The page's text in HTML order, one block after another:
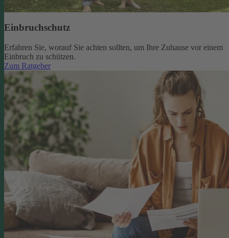
Einbruchschutz
Erfahren Sie, worauf Sie achten sollten, um Ihre Zuhause vor einem
Einbruch zu schützen.
Zum Ratgeber